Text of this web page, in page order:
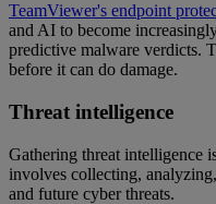
TeamViewer's endpoint
and AI to become
predictive malware verdicts.
before it can do damage.
Threat intelligence
Gathering threat intelligence
involves collecting,
and future cyber threats.